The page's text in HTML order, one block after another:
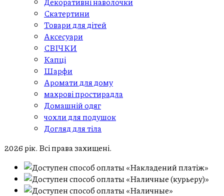
Скатертини
Товари для дітей
Aксесуари
СВІЧКИ
Капці
Шарфи
Аромати для дому
махрові простирадла
Домашній одяг
чохли для подушок
Догляд для тіла
2026 рік. Всі права захищені.